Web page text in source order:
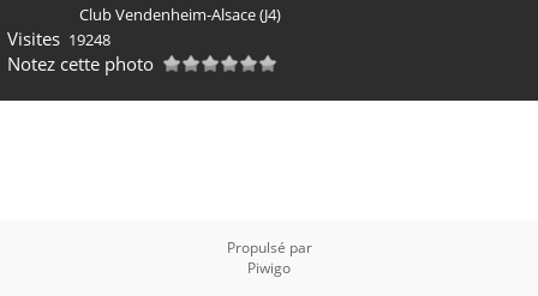
Club Vendenheim-Alsace (J4)
Visites 19248
Notez cette photo
Propulsé par
Piwigo